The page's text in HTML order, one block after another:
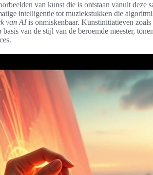
van kunst die is ontstaan vanuit deze
intelligentie tot muziekstukken die
van AIis onmiskenbaar. Kunstinitiatieven
van de stijl van de beroemde meester,